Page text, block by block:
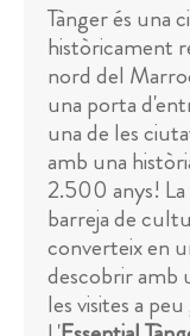
Tànger és una
històricament
nord del
una porta
una de les
amb una
2.500 anys!
barreja de
converteix en
descobrir amb
les visites a